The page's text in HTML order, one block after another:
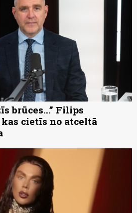
brūces...” Filips
cietīs no atceltā